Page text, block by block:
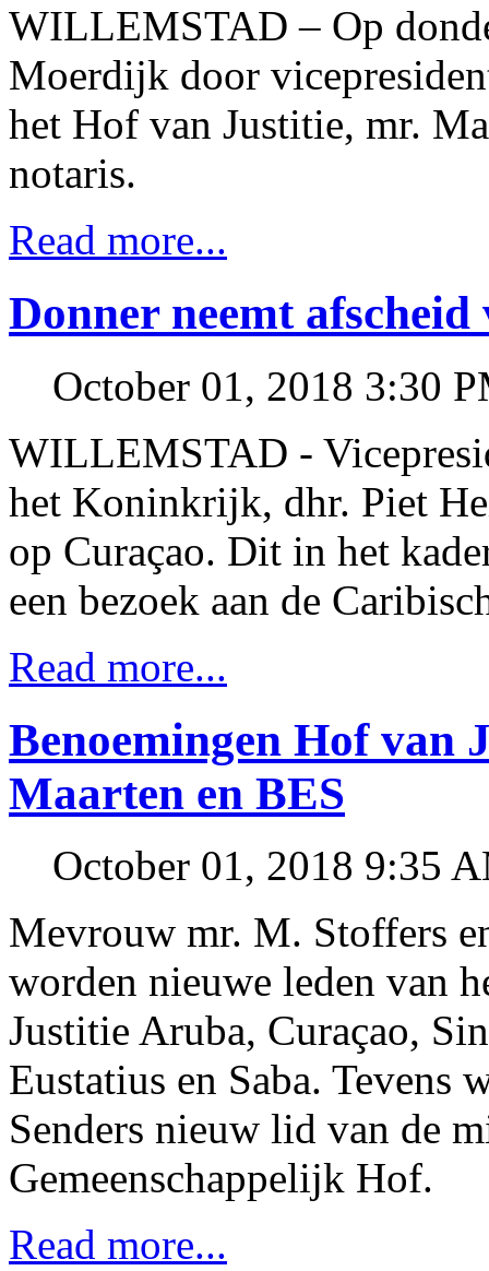
WILLEMSTAD – Op
Moerdijk door
het Hof van Justitie, mr.
notaris.
Read more...
Donner neemt afscheid
October 01, 2018 3:30
WILLEMSTAD -
het Koninkrijk, dhr. Piet
op Curaçao. Dit in het
een bezoek aan de
Read more...
Benoemingen Hof van
Maarten en BES
October 01, 2018 9:35
Mevrouw mr. M. Stoffers
worden nieuwe leden van
Justitie Aruba, Curaçao,
Eustatius en Saba. Tevens
Senders nieuw lid van de
Gemeenschappelijk Hof.
Read more...